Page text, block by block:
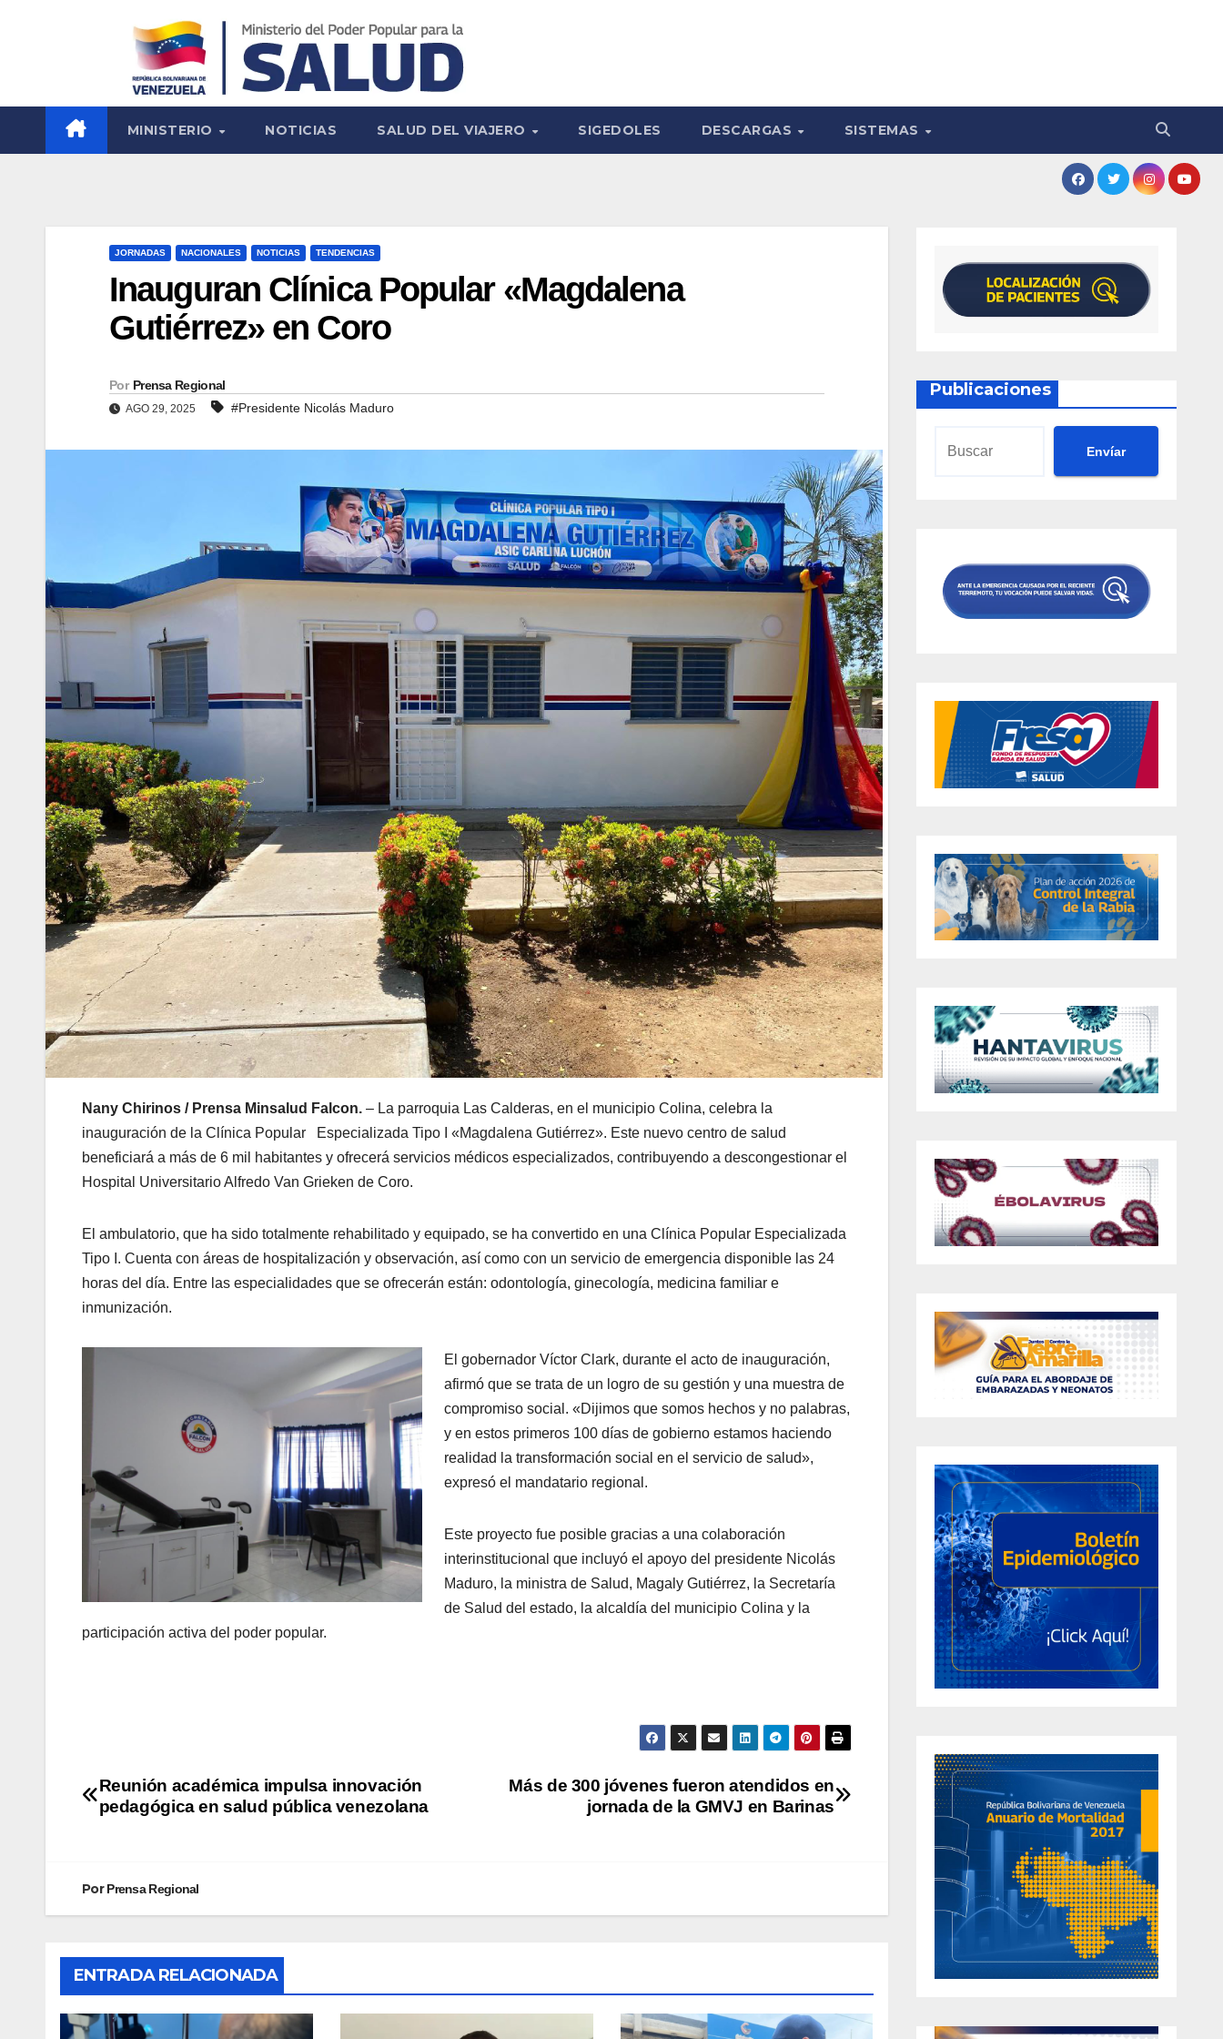
MINISTERIO NOTICIAS SALUD DEL VIAJERO SIGEDOLES DESCARGAS SISTEMAS
JORNADAS NACIONALES NOTICIAS TENDENCIAS
Inauguran Clínica Popular «Magdalena
Gutiérrez» en Coro
Por Prensa Regional
AGO 29, 2025 #Presidente Nicolás Maduro
Nany Chirinos / Prensa Minsalud Falcon. – La parroquia Las Calderas, en el municipio Colina, celebra la
inauguración de la Clínica Popular Especializada Tipo I «Magdalena Gutiérrez». Este nuevo centro de salud
beneficiará a más de 6 mil habitantes y ofrecerá servicios médicos especializados, contribuyendo a descongestionar el
Hospital Universitario Alfredo Van Grieken de Coro.
El ambulatorio, que ha sido totalmente rehabilitado y equipado, se ha convertido en una Clínica Popular Especializada
Tipo I. Cuenta con áreas de hospitalización y observación, así como con un servicio de emergencia disponible las 24
horas del día. Entre las especialidades que se ofrecerán están: odontología, ginecología, medicina familiar e
inmunización.
El gobernador Víctor Clark, durante el acto de inauguración,
afirmó que se trata de un logro de su gestión y una muestra de
compromiso social. «Dijimos que somos hechos y no palabras,
y en estos primeros 100 días de gobierno estamos haciendo
realidad la transformación social en el servicio de salud»,
expresó el mandatario regional.
Este proyecto fue posible gracias a una colaboración
interinstitucional que incluyó el apoyo del presidente Nicolás
Maduro, la ministra de Salud, Magaly Gutiérrez, la Secretaría
de Salud del estado, la alcaldía del municipio Colina y la
participación activa del poder popular.
Más de 300 jóvenes fueron atendidos en
jornada de la GMVJ en Barinas
Reunión académica impulsa innovación
pedagógica en salud pública venezolana
PorPrensa Regional
ENTRADA RELACIONADA
Publicaciones
Envíar